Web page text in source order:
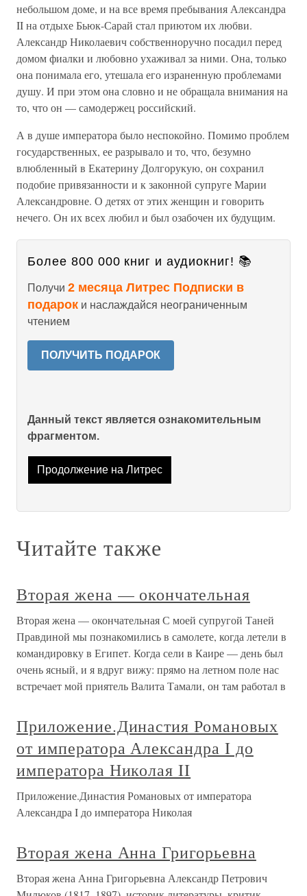
небольшом доме, и на все время пребывания Александра
II на отдыхе Бьюк-Сарай стал приютом их любви.
Александр Николаевич собственноручно посадил перед
домом фиалки и любовно ухаживал за ними. Она, только
она понимала его, утешала его израненную проблемами
душу. И при этом она словно и не обращала внимания на
то, что он — самодержец российский.
А в душе императора было неспокойно. Помимо проблем
государственных, ее разрывало и то, что, безумно
влюбленный в Екатерину Долгорукую, он сохранил
подобие привязанности и к законной супруге Марии
Александровне. О детях от этих женщин и говорить
нечего. Он их всех любил и был озабочен их будущим.
Более 800 000 книг и аудиокниг! 📚
Получи 2 месяца Литрес Подписки в
подарок и наслаждайся неограниченным
чтением
ПОЛУЧИТЬ ПОДАРОК
Данный текст является ознакомительным
фрагментом.
Продолжение на Литрес
Читайте также
Вторая жена — окончательная
Вторая жена — окончательная С моей супругой Таней
Правдиной мы познакомились в самолете, когда летели в
командировку в Египет. Когда сели в Каире — день был
очень ясный, и я вдруг вижу: прямо на летном поле нас
встречает мой приятель Валита Тамали, он там работал в
Приложение.Династия Романовых
от императора Александра I до
императора Николая II
Приложение.Династия Романовых от императора
Александра I до императора Николая
Вторая жена Анна Григорьевна
Вторая жена Анна Григорьевна Александр Петрович